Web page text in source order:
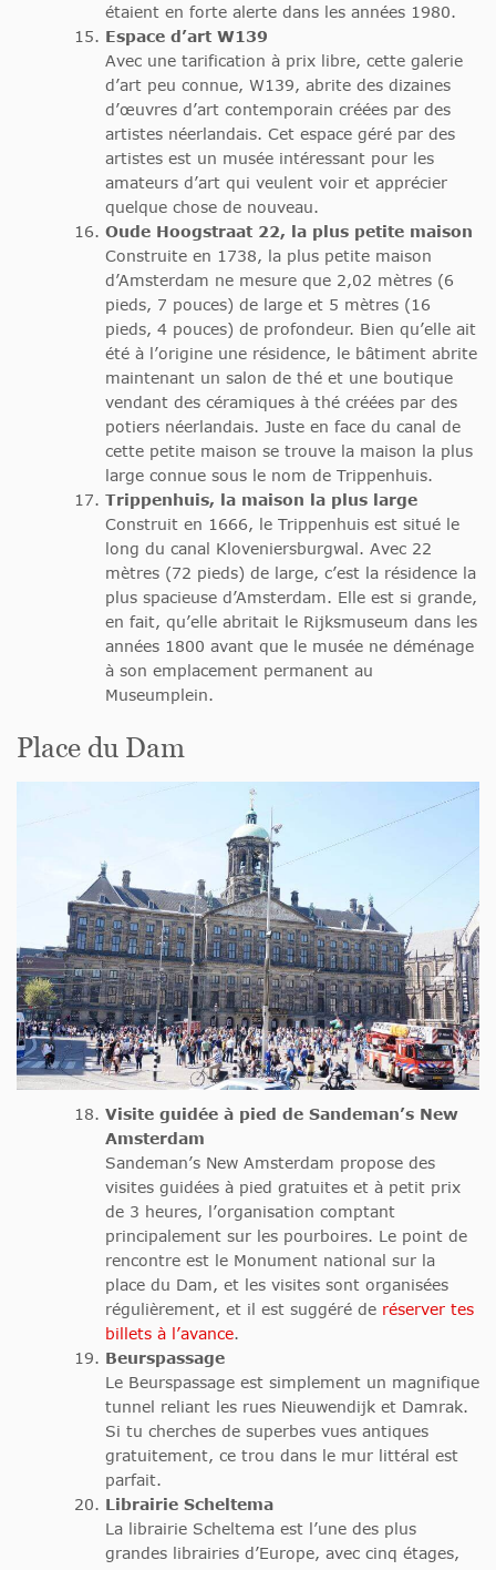
étaient en forte alerte dans les années 1980.
Espace d’art W139
Avec une tarification à prix libre, cette galerie
d’art peu connue, W139, abrite des dizaines
d’œuvres d’art contemporain créées par des
artistes néerlandais. Cet espace géré par des
artistes est un musée intéressant pour les
amateurs d’art qui veulent voir et apprécier
quelque chose de nouveau.
Oude Hoogstraat 22, la plus petite maison
Construite en 1738, la plus petite maison
d’Amsterdam ne mesure que 2,02 mètres (6
pieds, 7 pouces) de large et 5 mètres (16
pieds, 4 pouces) de profondeur. Bien qu’elle ait
été à l’origine une résidence, le bâtiment abrite
maintenant un salon de thé et une boutique
vendant des céramiques à thé créées par des
potiers néerlandais. Juste en face du canal de
cette petite maison se trouve la maison la plus
large connue sous le nom de Trippenhuis.
Trippenhuis, la maison la plus large
Construit en 1666, le Trippenhuis est situé le
long du canal Kloveniersburgwal. Avec 22
mètres (72 pieds) de large, c’est la résidence la
plus spacieuse d’Amsterdam. Elle est si grande,
en fait, qu’elle abritait le Rijksmuseum dans les
années 1800 avant que le musée ne déménage
à son emplacement permanent au
Museumplein.
Place du Dam
Visite guidée à pied de Sandeman’s New
Amsterdam
Sandeman’s New Amsterdam propose des
visites guidées à pied gratuites et à petit prix
de 3 heures, l’organisation comptant
principalement sur les pourboires. Le point de
rencontre est le Monument national sur la
place du Dam, et les visites sont organisées
régulièrement, et il est suggéré de réserver tes
billets à l’avance.
Beurspassage
Le Beurspassage est simplement un magnifique
tunnel reliant les rues Nieuwendijk et Damrak.
Si tu cherches de superbes vues antiques
gratuitement, ce trou dans le mur littéral est
parfait.
Librairie Scheltema
La librairie Scheltema est l’une des plus
grandes librairies d’Europe, avec cinq étages,